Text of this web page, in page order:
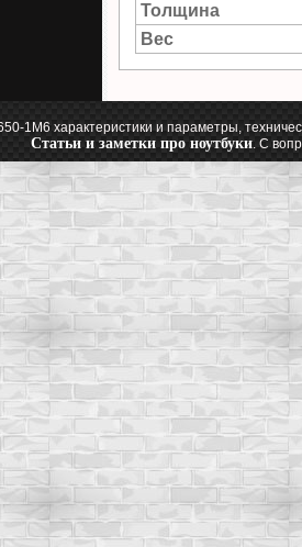
Толщина
Вес
1M6 характеристики и параметры,
Статьи и заметки про ноутбуки. С